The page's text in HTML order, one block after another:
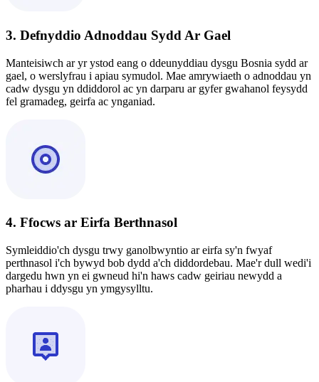
3. Defnyddio Adnoddau Sydd Ar Gael
Manteisiwch ar yr ystod eang o ddeunyddiau dysgu Bosnia sydd ar
gael, o werslyfrau i apiau symudol. Mae amrywiaeth o adnoddau yn
cadw dysgu yn ddiddorol ac yn darparu ar gyfer gwahanol feysydd
fel gramadeg, geirfa ac ynganiad.
4. Ffocws ar Eirfa Berthnasol
Symleiddio'ch dysgu trwy ganolbwyntio ar eirfa sy'n fwyaf
perthnasol i'ch bywyd bob dydd a'ch diddordebau. Mae'r dull wedi'i
dargedu hwn yn ei gwneud hi'n haws cadw geiriau newydd a
pharhau i ddysgu yn ymgysylltu.